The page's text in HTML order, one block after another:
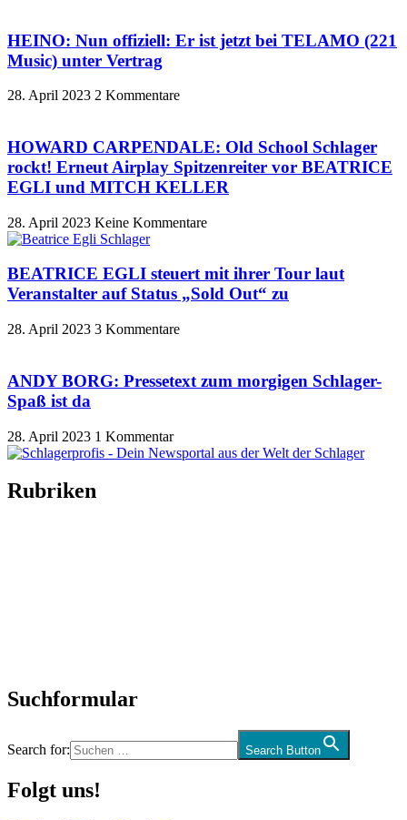
HEINO: Nun offiziell: Er ist jetzt bei TELAMO (221
Music) unter Vertrag
28. April 2023 2 Kommentare
HOWARD CARPENDALE: Old School Schlager
rockt! Erneut Airplay Spitzenreiter vor BEATRICE
EGLI und MITCH KELLER
28. April 2023 Keine Kommentare
BEATRICE EGLI steuert mit ihrer Tour laut
Veranstalter auf Status „Sold Out“ zu
28. April 2023 3 Kommentare
ANDY BORG: Pressetext zum morgigen Schlager-
Spaß ist da
28. April 2023 1 Kommentar
Rubriken
Suchformular
Search for: Search Button
Folgt uns!